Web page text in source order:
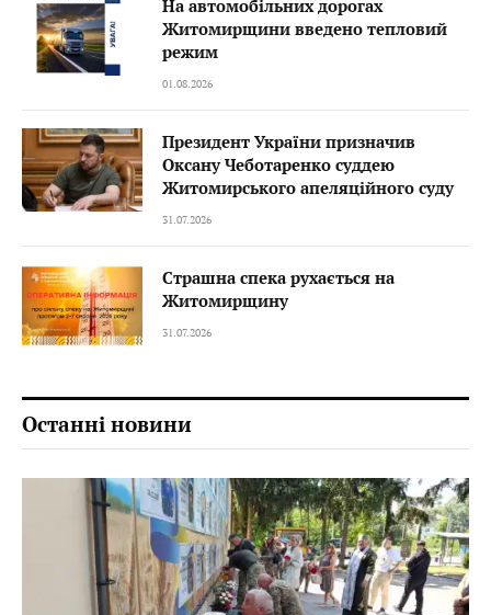
На автомобільних дорогах
Житомирщини введено тепловий
режим
01.08.2026
Президент України призначив
Оксану Чеботаренко суддею
Житомирського апеляційного суду
31.07.2026
Страшна спека рухається на
Житомирщину
31.07.2026
Останні новини